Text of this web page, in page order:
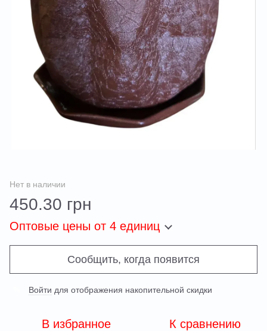
Нет в наличии
450.30 грн
Оптовые цены от 4 единиц
Сообщить, когда появится
Войти для отображения накопительной скидки
В избранное К сравнению